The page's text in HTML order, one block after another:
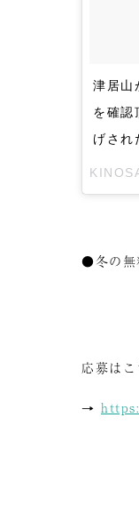
津居山
を確認
げされ
●冬の無
応募はこ
→